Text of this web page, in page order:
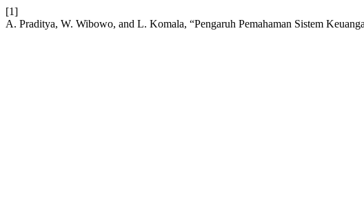
[1]
A. Praditya, W. Wibowo, and L. Komala, “Pengaruh Pemahaman Sistem